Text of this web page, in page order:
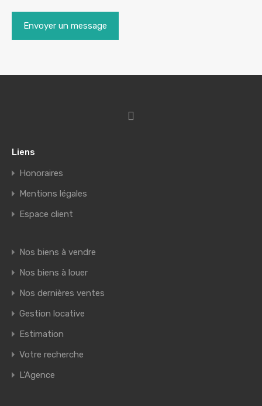
Liens
Honoraires
Mentions légales
Espace client
Nos biens à vendre
Nos biens à louer
Nos dernières ventes
Gestion locative
Estimation
Votre recherche
L’Agence